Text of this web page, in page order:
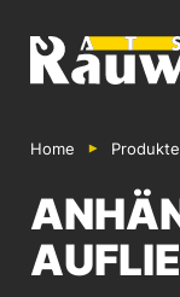
ATS RAUW - BAU
Home Produkte